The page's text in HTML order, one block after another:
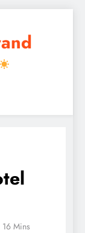
16 Mins